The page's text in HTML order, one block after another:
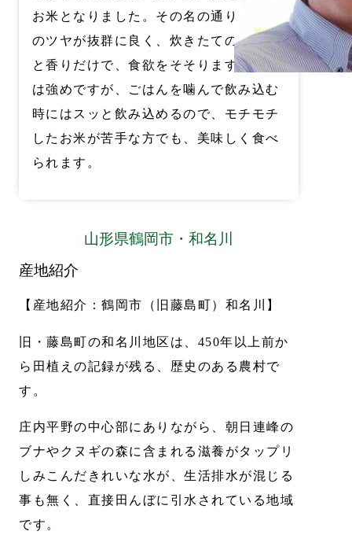
お米となりました。その名の通り、お米
のツヤが抜群に良く、炊きたての見た目
と香りだけで、食欲をそそります。粘り
は強めですが、ごはんを噛んで飲み込む
時にはスッと飲み込めるので、モチモチ
したお米が苦手な方でも、美味しく食べ
られます。
山形県鶴岡市・和名川
産地紹介
【産地紹介：鶴岡市（旧藤島町）和名川】
旧・藤島町の和名川地区は、450年以上前か
ら田植えの記録が残る、歴史のある農村で
す。
庄内平野の中心部にありながら、朝日連峰の
ブナやクヌギの森に含まれる滋養がタップリ
しみこんだきれいな水が、生活排水が混じる
事も無く、直接田んぼに引水されている地域
です。